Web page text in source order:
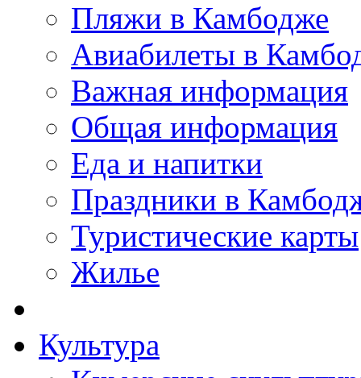
Пляжи в Камбодже
Авиабилеты в
Важная информация
Общая информация
Еда и напитки
Праздники в
Туристические карты
Жилье
Культура